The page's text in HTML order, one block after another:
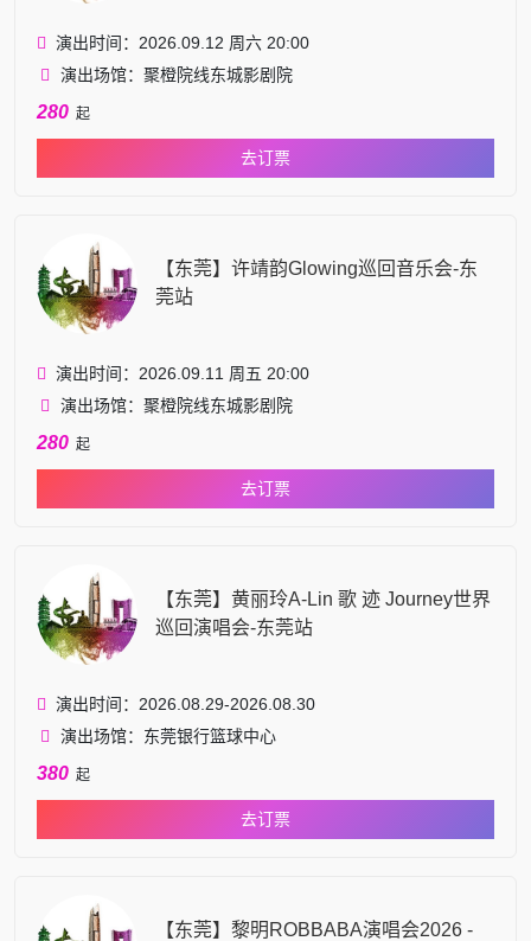
演出时间：2026.09.12 周六 20:00
演出场馆：聚橙院线东城影剧院
280 起
去订票
【东莞】许靖韵Glowing巡回音乐会-东
莞站
演出时间：2026.09.11 周五 20:00
演出场馆：聚橙院线东城影剧院
280 起
去订票
【东莞】黄丽玲A-Lin 歌 迹 Journey世界
巡回演唱会-东莞站
演出时间：2026.08.29-2026.08.30
演出场馆：东莞银行篮球中心
380 起
去订票
【东莞】黎明ROBBABA演唱会2026 -